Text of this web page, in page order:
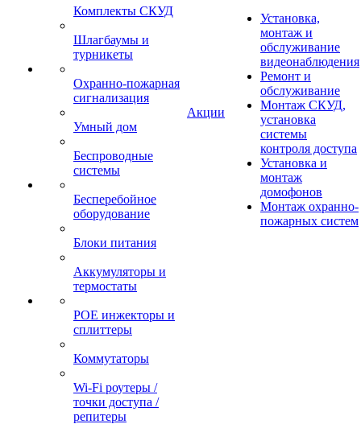
Комплекты СКУД
Шлагбаумы и
турникеты
Охранно-пожарная
сигнализация
Умный дом
Беспроводные
системы
Бесперебойное
оборудование
Блоки питания
Аккумуляторы и
термостаты
POE инжекторы и
сплиттеры
Коммутаторы
Wi-Fi роутеры /
точки доступа /
репитеры
Акции
Установка,
монтаж и
обслуживание
видеонаблюдения
Ремонт и
обслуживание
Монтаж СКУД,
установка
системы
контроля доступа
Установка и
монтаж
домофонов
Монтаж охранно-
пожарных систем